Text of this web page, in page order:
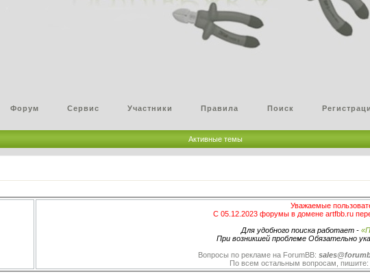
Форум Сервис Участники Правила Поиск
Активные темы
Уважаемые
С 05.12.2023 форумы в домене artfbb.ru
Для удобного поиска работает -
При возникшей проблеме Обязательно
Вопросы по рекламе на ForumBB:
По всем остальным вопросам,